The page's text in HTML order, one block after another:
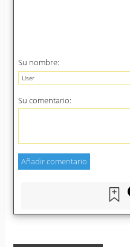
Su nombre:
Su comentario: